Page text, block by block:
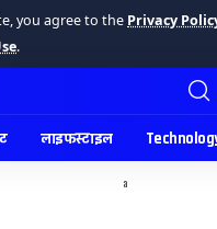
you agree to the Privacy
.
लाइफस्टाइल
a